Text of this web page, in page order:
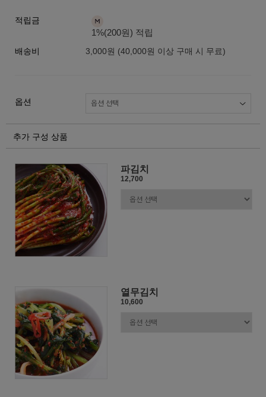
적립금
1%(200원) 적립
배송비 3,000원 (40,000원 이상 구매 시 무료)
옵션
추가 구성 상품
파김치
12,700
열무김치
10,600